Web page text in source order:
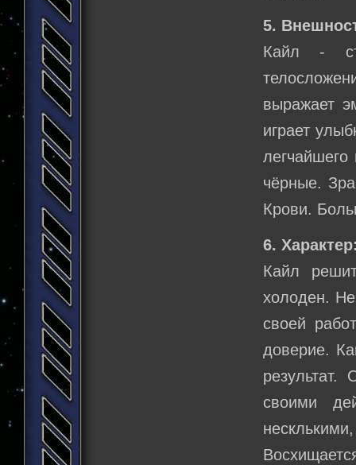
5.
Кайл -
выражает
играет
чёрные.
Крови.
6.
Кайл
холоден.
своей
доверие.
своими